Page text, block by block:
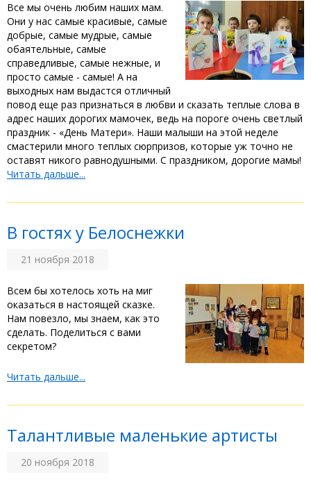
Все мы очень любим наших мам.
Они у нас самые красивые, самые
добрые, самые мудрые, самые
обаятельные, самые
справедливые, самые нежные, и
просто самые - самые! А на
выходных нам выдастся отличный
повод еще раз признаться в любви и сказать теплые слова в
адрес наших дорогих мамочек, ведь на пороге очень светлый
праздник - «День Матери». Наши малыши на этой неделе
смастерили много теплых сюрпризов, которые уж точно не
оставят никого равнодушными. С праздником, дорогие мамы!
Читать дальше...
В гостях у Белоснежки
21 ноября 2018
Всем бы хотелось хоть на миг
оказаться в настоящей сказке.
Нам повезло, мы знаем, как это
сделать. Поделиться с вами
секретом?
Читать дальше...
Талантливые маленькие артисты
20 ноября 2018